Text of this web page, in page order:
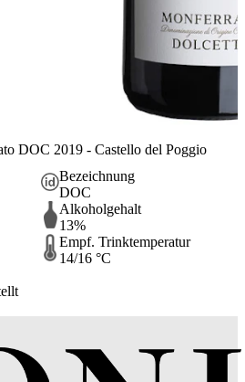
DOC 2019 - Castello del Poggio
Bezeichnung
DOC
Alkoholgehalt
13%
Empf. Trinktemperatur
14/16 °C